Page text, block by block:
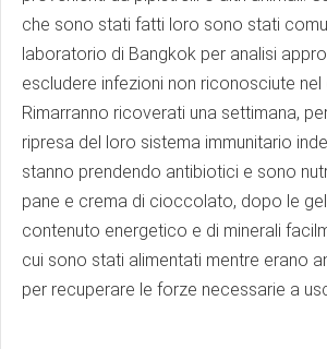
che sono stati fatti loro sono stati
laboratorio di Bangkok per analisi
escludere infezioni non riconosciute
Rimarranno ricoverati una settimana,
ripresa del loro sistema immunitario
stanno prendendo antibiotici e sono
pane e crema di cioccolato, dopo le
contenuto energetico e di minerali
cui sono stati alimentati mentre erano
per recuperare le forze necessarie a